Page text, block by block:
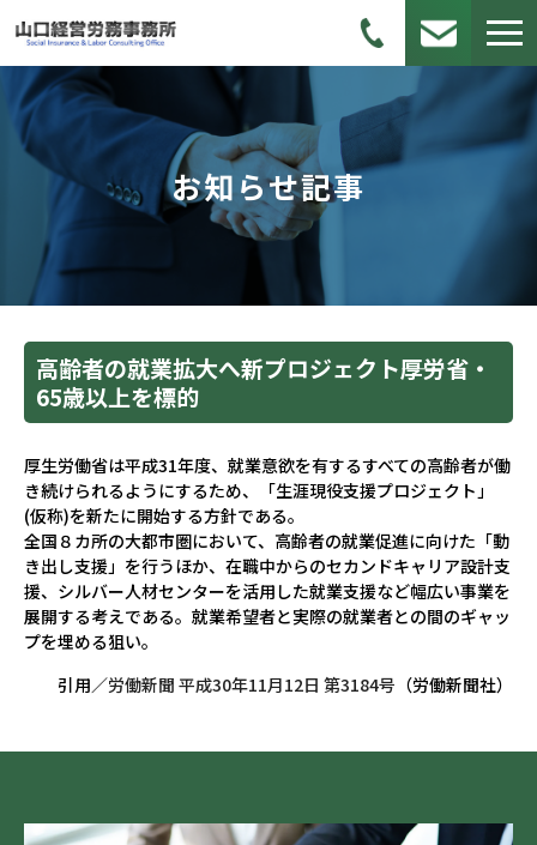
お知らせ記事
高齢者の就業拡大へ新プロジェクト――厚労省・
65歳以上を標的
厚生労働省は平成31年度、就業意欲を有するすべての高齢者が働
き続けられるようにするため、「生涯現役支援プロジェクト」
(仮称)を新たに開始する方針である。
全国８カ所の大都市圏において、高齢者の就業促進に向けた「動
き出し支援」を行うほか、在職中からのセカンドキャリア設計支
援、シルバー人材センターを活用した就業支援など幅広い事業を
展開する考えである。就業希望者と実際の就業者との間のギャッ
プを埋める狙い。
引用／労働新聞 平成30年11月12日 第3184号 （労働新聞社）